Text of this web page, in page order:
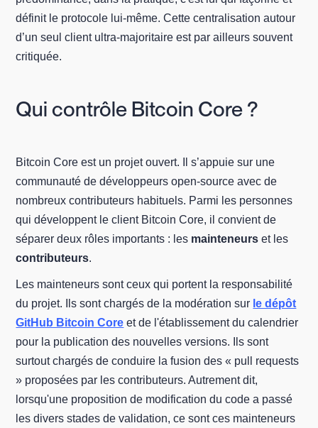
définit le protocole lui-même. Cette centralisation autour
d’un seul client ultra-majoritaire est par ailleurs souvent
critiquée.
Qui contrôle Bitcoin Core ?
Bitcoin Core est un projet ouvert. Il s’appuie sur une
communauté de développeurs open-source avec de
nombreux contributeurs habituels. Parmi les personnes
qui développent le client Bitcoin Core, il convient de
séparer deux rôles importants : les mainteneurset les
contributeurs.
Les mainteneurs sont ceux qui portent la responsabilité
du projet. Ils sont chargés de la modération sur le dépôt
GitHub Bitcoin Core et de l'établissement du calendrier
pour la publication des nouvelles versions. Ils sont
surtout chargés de conduire la fusion des « pull requests
» proposées par les contributeurs. Autrement dit,
lorsqu'une proposition de modification du code a passé
les divers stades de validation, ce sont ces mainteneurs